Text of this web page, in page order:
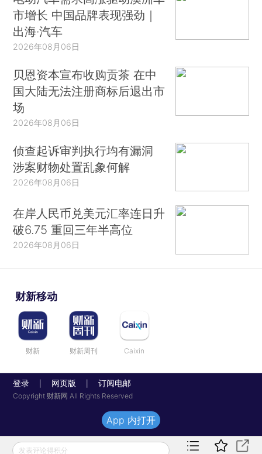
市增长 中国品牌表现强劲｜
出海·汽车
2026年08月06日
贝恩资本宣布收购贡茶 在中
国大陆无法注册商标后退出市
场
2026年08月06日
侦查起诉审判执行均有漏洞
涉案财物处置乱象何解
2026年08月06日
在岸人民币兑美元汇率连日升
破6.75 重回三年半高位
2026年08月06日
财新移动
财新 财新周刊 Caixin
登录 网页版 订阅电邮
Copyright 财新网 All Rights Reserved
发表评论得积分
App 内打开